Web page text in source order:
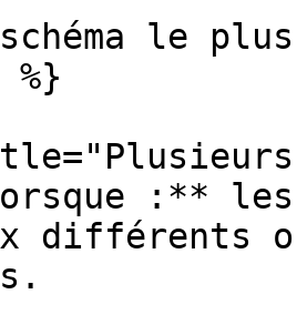
le
%}
:**
différents